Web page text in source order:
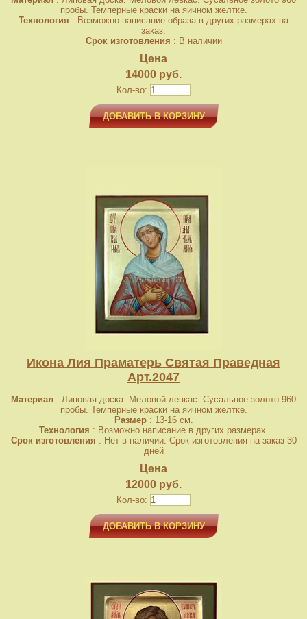
пробы. Темперные краски на яичном желтке.
Технология : Возможно написание образа в других размерах на
заказ.
Срок изготовления : В наличии
Цена
14000 руб.
Кол-во:
ДОБАВИТЬ В КОРЗИНУ
Икона Лия Праматерь Святая Праведная
Арт.2047
Материал : Липовая доска. Меловой левкас. Сусальное золото 960
пробы. Темперные краски на яичном желтке.
Размер: 13-16 см.
Технология : Возможно написание в других размерах.
Срок изготовления : Нет в наличии. Срок изготовления на заказ 30
дней
Цена
12000 руб.
Кол-во:
ДОБАВИТЬ В КОРЗИНУ